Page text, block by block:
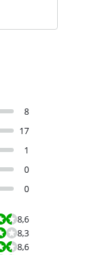
8
17
1
0
0
8,6
8,3
8,6